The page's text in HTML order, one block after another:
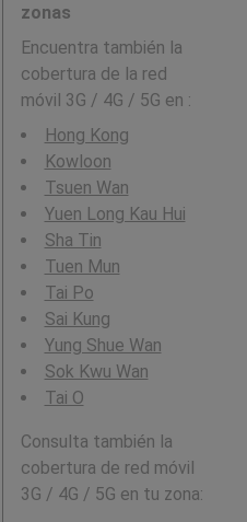
zonas
Encuentra también la
cobertura de la red
móvil 3G / 4G / 5G en :
Hong Kong
Kowloon
Tsuen Wan
Yuen Long Kau Hui
Sha Tin
Tuen Mun
Tai Po
Sai Kung
Yung Shue Wan
Sok Kwu Wan
Tai O
Consulta también la
cobertura de red móvil
3G / 4G / 5G en tu zona: